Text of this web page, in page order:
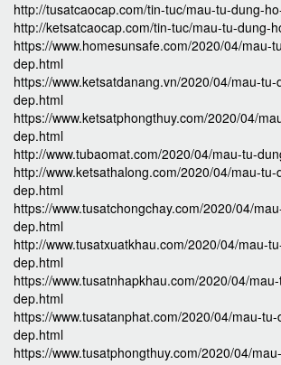
http://tusatcaocap.com/tin-tuc/mau-tu-dung-
http://ketsatcaocap.com/tin-tuc/mau-tu-dung-
https://www.homesunsafe.com/2020/04/mau-
dep.html
https://www.ketsatdanang.vn/2020/04/mau-
dep.html
https://www.ketsatphongthuy.com/2020/04/
dep.html
http://www.tubaomat.com/2020/04/mau-tu-
http://www.ketsathalong.com/2020/04/mau-
dep.html
https://www.tusatchongchay.com/2020/04/
dep.html
http://www.tusatxuatkhau.com/2020/04/mau-
dep.html
https://www.tusatnhapkhau.com/2020/04/
dep.html
https://www.tusatanphat.com/2020/04/mau-
dep.html
https://www.tusatphongthuy.com/2020/04/